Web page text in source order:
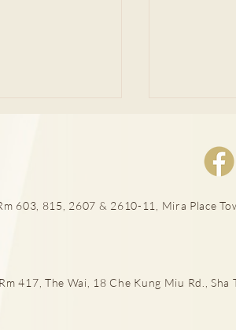
痛勿忽視
603, 815, 2607 & 2610-11, Mira Place
The Wai, 18 Che Kung Miu Rd., Sha